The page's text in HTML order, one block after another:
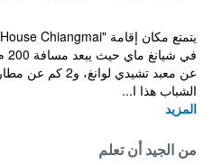
عن معبد تشيدي
الشباب هذا ا...
المزيد
من الجيد أن تعلم